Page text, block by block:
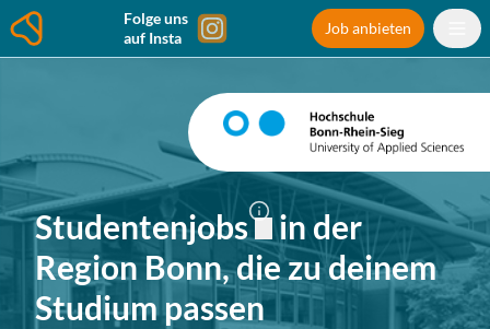
Folge uns
auf Insta
Job anbieten
Studentenjobs in der
Region Bonn, die zu deinem
Studium passen